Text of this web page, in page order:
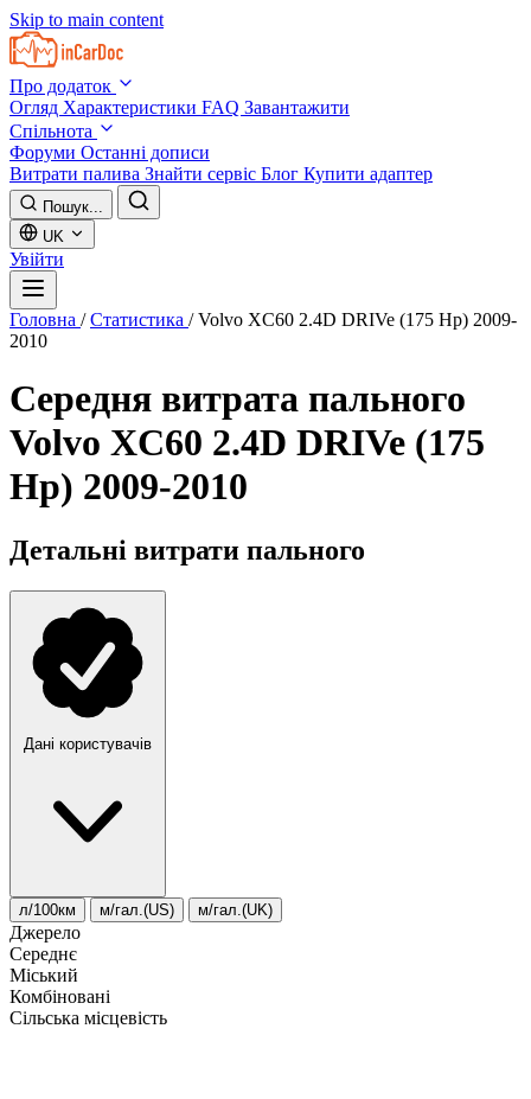
Skip to main content
Про додаток
Огляд Характеристики FAQ Завантажити
Спільнота
Форуми Останні дописи
Витрати палива Знайти сервіс Блог Купити адаптер
Пошук...
UK
Увійти
Головна / Статистика / Volvo XC60 2.4D DRIVe (175 Hp) 2009-
2010
Середня витрата пального
Volvo XC60 2.4D DRIVe (175
Hp) 2009-2010
Детальні витрати пального
Дані користувачів
л/100км м/гал.(US) м/гал.(UK)
Джерело
Середнє
Міський
Комбіновані
Сільська місцевість